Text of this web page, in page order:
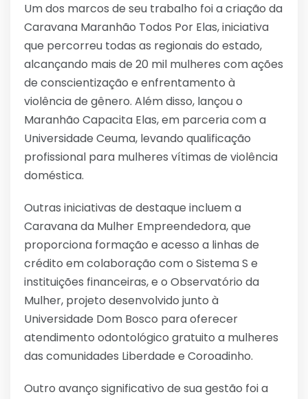
Um dos marcos de seu trabalho foi a criação da
Caravana Maranhão Todos Por Elas, iniciativa
que percorreu todas as regionais do estado,
alcançando mais de 20 mil mulheres com ações
de conscientização e enfrentamento à
violência de gênero. Além disso, lançou o
Maranhão Capacita Elas, em parceria com a
Universidade Ceuma, levando qualificação
profissional para mulheres vítimas de violência
doméstica.
Outras iniciativas de destaque incluem a
Caravana da Mulher Empreendedora, que
proporciona formação e acesso a linhas de
crédito em colaboração com o Sistema S e
instituições financeiras, e o Observatório da
Mulher, projeto desenvolvido junto à
Universidade Dom Bosco para oferecer
atendimento odontológico gratuito a mulheres
das comunidades Liberdade e Coroadinho.
Outro avanço significativo de sua gestão foi a